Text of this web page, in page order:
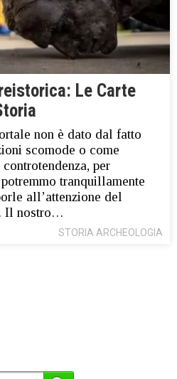
Le Carte
non è dato dal fatto
scomode o come
per
tranquillamente
all’attenzione del
Il nostro…
STORIA ARCHEOLOGIA